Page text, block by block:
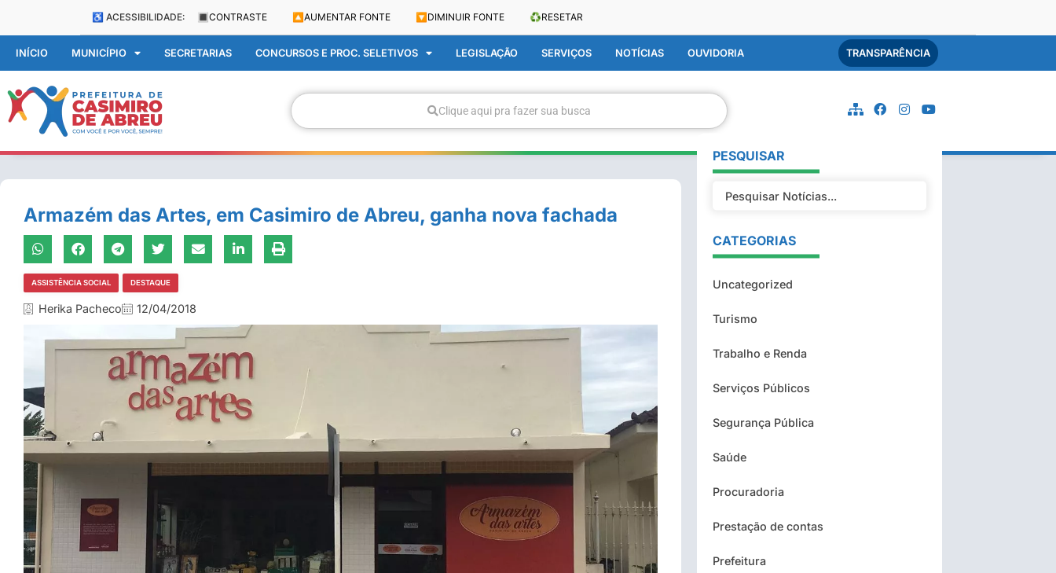
♿ ACESSIBILIDADE: 🔳 CONTRASTE 🔼 AUMENTAR FONTE 🔽 DIMINUIR FONTE ♻️RESETAR
INÍCIO MUNICÍPIO SECRETARIAS CONCURSOS E PROC. SELETIVOS LEGISLAÇÃO SERVIÇOS NOTÍCIAS OUVIDORIA TRANSPARÊNCIA
Clique aqui pra fazer sua busca
Armazém das Artes, em Casimiro de Abreu, ganha nova fachada
ASSISTÊNCIA SOCIAL DESTAQUE
Herika Pacheco 12/04/2018
PESQUISAR
CATEGORIAS
Uncategorized
Turismo
Trabalho e Renda
Serviços Públicos
Segurança Pública
Saúde
Procuradoria
Prestação de contas
Prefeitura